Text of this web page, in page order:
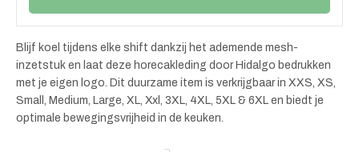
Blijf koel tijdens elke shift dankzij het ademende mesh-
inzetstuk en laat deze horecakleding door Hidalgo bedrukken
met je eigen logo. Dit duurzame item is verkrijgbaar in XXS, XS,
Small, Medium, Large, XL, Xxl, 3XL, 4XL, 5XL & 6XL en biedt je
optimale bewegingsvrijheid in de keuken.